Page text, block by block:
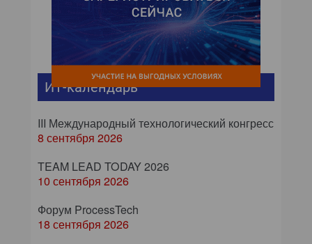
ИТ-календарь
III Международный технологический конгресс
8 сентября 2026
TEAM LEAD TODAY 2026
10 сентября 2026
Форум ProcessTech
18 сентября 2026